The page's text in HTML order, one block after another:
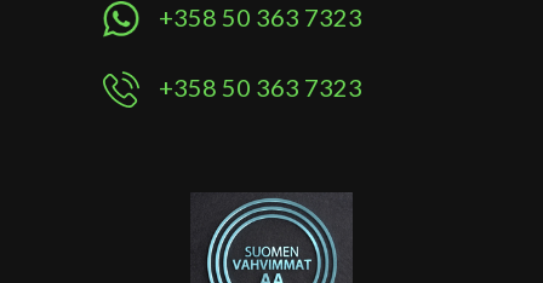
+358 50 363 7323
+358 50 363 7323